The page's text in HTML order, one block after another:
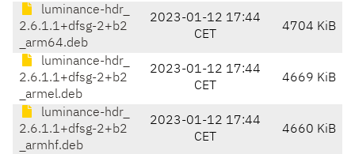
luminance-hdr_
2.6.1.1+dfsg-2+b2
_arm64.deb
2023-01-12 17:44
CET
4704 KiB
luminance-hdr_
2.6.1.1+dfsg-2+b2
_armel.deb
2023-01-12 17:44
CET
4669 KiB
luminance-hdr_
2.6.1.1+dfsg-2+b2
_armhf.deb
2023-01-12 17:44
CET
4660 KiB